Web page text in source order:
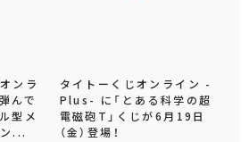
ンラ
んで
型メ
...
タイトーくじオンライン -
Plus- に「とある科学の超
電磁砲T」くじが6月19日
（金）登場！